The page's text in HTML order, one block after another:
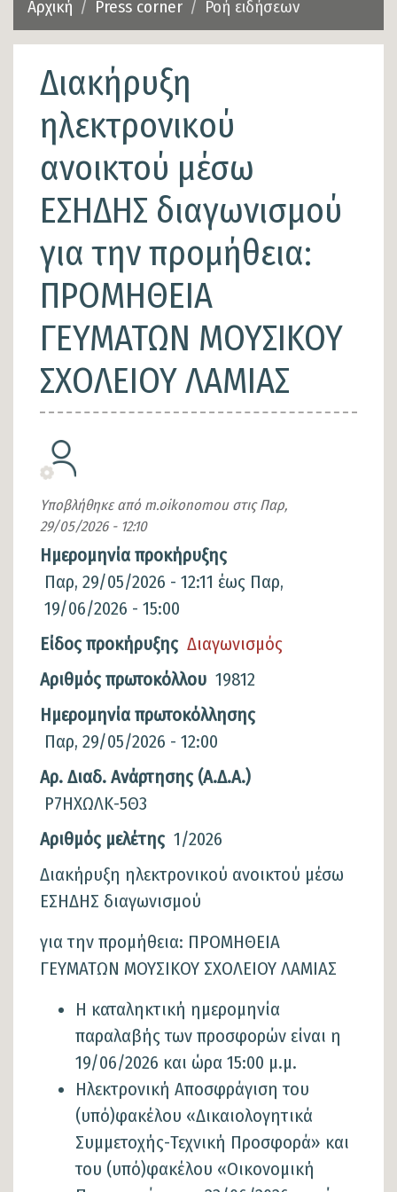
Αρχική Press corner Ροή ειδήσεων
Διακήρυξη
ηλεκτρονικού
ανοικτού μέσω
ΕΣΗΔΗΣ διαγωνισμού
για την προμήθεια:
ΠΡΟΜΗΘΕΙΑ
ΓΕΥΜΑΤΩΝ ΜΟΥΣΙΚΟΥ
ΣΧΟΛΕΙΟΥ ΛΑΜΙΑΣ
Υποβλήθηκε από m.oikonomouστιςΠαρ,
29/05/2026 - 12:10
Ημερομηνία προκήρυξης
Παρ, 29/05/2026 - 12:11 έως Παρ,
19/06/2026 - 15:00
Είδος προκήρυξης Διαγωνισμός
Αριθμός πρωτοκόλλου 19812
Ημερομηνία πρωτοκόλλησης
Παρ, 29/05/2026 - 12:00
Αρ. Διαδ. Ανάρτησης (Α.Δ.Α.)
Ρ7ΗΧΩΛΚ-5Θ3
Αριθμός μελέτης 1/2026
Περιγραφή
Διακήρυξη ηλεκτρονικού ανοικτού μέσω
ΕΣΗΔΗΣ διαγωνισμού
για την προμήθεια: ΠΡΟΜΗΘΕΙΑ
ΓΕΥΜΑΤΩΝ ΜΟΥΣΙΚΟΥ ΣΧΟΛΕΙΟΥ ΛΑΜΙΑΣ
Η καταληκτική ημερομηνία
παραλαβής των προσφορών είναι η
19/06/2026 και ώρα 15:00 μ.μ.
Ηλεκτρονική Αποσφράγιση του
(υπό)φακέλου «Δικαιολογητικά
Συμμετοχής-Τεχνική Προσφορά» και
του (υπό)φακέλου «Οικονομική